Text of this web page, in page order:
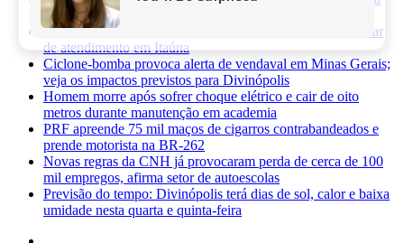
umidade em Divinópolis
Homem quebra vidro da recepção de hospital após reclamar
de atendimento em Itaúna
Ciclone-bomba provoca alerta de vendaval em Minas Gerais;
veja os impactos previstos para Divinópolis
Homem morre após sofrer choque elétrico e cair de oito
metros durante manutenção em academia
PRF apreende 75 mil maços de cigarros contrabandeados e
prende motorista na BR-262
Novas regras da CNH já provocaram perda de cerca de 100
mil empregos, afirma setor de autoescolas
Previsão do tempo: Divinópolis terá dias de sol, calor e baixa
umidade nesta quarta e quinta-feira